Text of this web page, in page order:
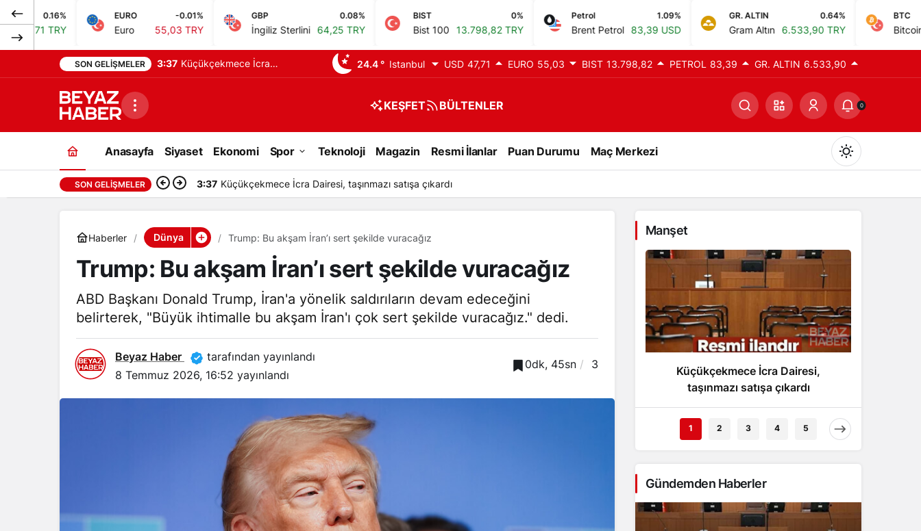
EURO -0.01%
Euro 55,03 TRY
GBP 0.08%
İngiliz Sterlini 64,25 TRY
BIST
Bist 100 13.798,82 TRY
Petrol 1.09%
Brent Petrol 83,39 USD
GR. ALTIN 0.64%
Gram Altın 6.533,90 TRY
BTC 0%
Bitcoin 0,00 TRY
SON GELIŞMELER 3:37 Küçükçekmece İcra 24.4 ° Istanbul USD 47,71 EURO 55,03 BIST 13.798,82 PETROL 83,39 GR. ALTIN 6.533,90
KEŞFET BÜLTENLER 0
Anasayfa Siyaset Ekonomi Spor Teknoloji Magazin Resmi İlanlar Puan Durumu Maç Merkezi
Gündüz Modu
Gündüz modunu seçin.
Gece Modu
Gece modunu seçin.
Sistem Modu
Sistem modunu seçin.
SON GELIŞMELER 3:37 Küçükçekmece İcra Dairesi, taşınmazı satışa çıkardı
Haberler Dünya Trump: Bu akşam İran’ı sert şekilde vuracağız
Trump: Bu akşam İran’ı sert şekilde vuracağız
ABD Başkanı Donald Trump, İran'a yönelik saldırıların devam edeceğini
belirterek, "Büyük ihtimalle bu akşam İran'ı çok sert şekilde vuracağız." dedi.
Beyaz Haber
tarafından yayınlandı
8 Temmuz 2026, 16:52 yayınlandı
0dk, 45sn 3
Manşet
Küçükçekmece İcra Dairesi,
taşınmazı satışa çıkardı
1 2 3 4 5
Gündemden Haberler